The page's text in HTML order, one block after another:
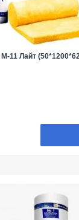
11 Лайт